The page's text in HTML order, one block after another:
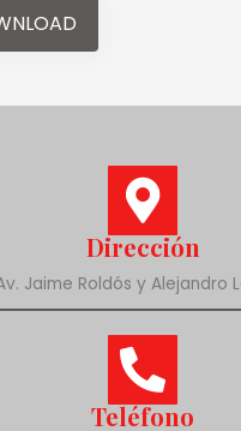
Dirección
Jaime Roldós y Alejandro
Teléfono